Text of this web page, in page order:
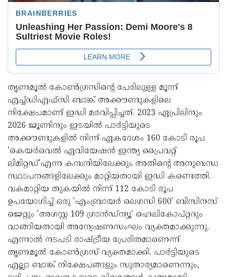
തൃണമൂല്‍ കോണ്‍ഗ്രസിന്റെ പേരിലുള്ള മൂന്ന്
എച്ച്ഡിഎഫ്‌സി ബാങ്ക് അക്കൗണ്ടുകളിലെ
നിക്ഷേപമാണ് ഇഡി മരവിപ്പിച്ചത്. 2023 ഏപ്രിലിനും
2026 ജൂണിനും ഇടയില്‍ പാര്‍ട്ടിയുടെ
അക്കൗണ്ടുകളില്‍ നിന്ന് ഏകദേശം 160 കോടി രൂപ
'കെയര്‍വെല്‍ ഏവിയേഷന്‍ ഇന്ത്യ പ്രൈവറ്റ്
ലിമിറ്റഡ്'എന്ന കമ്പനിയിലേക്കും അതിന്റെ അനുബന്ധ
സ്ഥാപനങ്ങളിലേക്കും മാറ്റിയതായി ഇഡി കണ്ടെത്തി.
വകമാറ്റിയ തുകയില്‍ നിന്ന് 112 കോടി രൂപ
ഉപയോഗിച്ച് ഒരു 'എംബ്രായര്‍ ലെഗസി 600' ബിസിനസ്
ജെറ്റും 'അഗസ്റ്റ 109 ഗ്രാന്‍ഡ്‌ന്യൂ' ഹെലികോപ്റ്ററും
വാങ്ങിയതായി അന്വേഷണസംഘം വ്യക്തമാക്കുന്നു.
എന്നാല്‍ നടപടി രാഷ്ട്രീയ പ്രേരിതമാണെന്ന്
തൃണമൂല്‍ കോണ്‍ഗ്രസ് വ്യക്തമാക്കി. പാര്‍ട്ടിയുടെ
എല്ലാ ബാങ്ക് നിക്ഷേപങ്ങളും സുതാര്യമാണെന്നും,